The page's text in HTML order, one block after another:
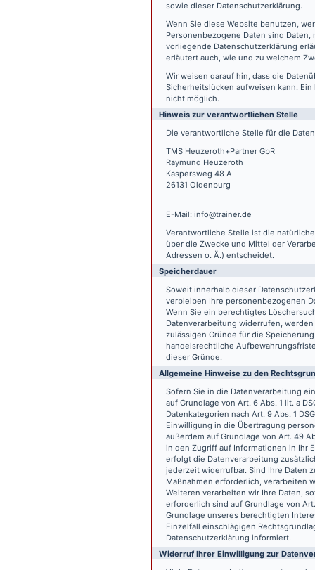
sowie dieser Datenschutzerklärung.
Wenn Sie diese Website benutzen,
Personenbezogene Daten sind
vorliegende Datenschutzerklärung
erläutert auch, wie und zu welchem
Wir weisen darauf hin, dass die
Sicherheitslücken aufweisen kann.
nicht möglich.
Hinweis zur verantwortlichen Stelle
Die verantwortliche Stelle für die
TMS Heuzeroth+Partner GbR
Raymund Heuzeroth
Kaspersweg 48 A
26131 Oldenburg
E-Mail: info@trainer.de
Verantwortliche Stelle ist die
über die Zwecke und Mittel der
Adressen o. Ä.) entscheidet.
Speicherdauer
Soweit innerhalb dieser
verbleiben Ihre personenbezogenen
Wenn Sie ein berechtigtes
Datenverarbeitung widerrufen,
zulässigen Gründe für die
handelsrechtliche
dieser Gründe.
Allgemeine Hinweise zu den
Sofern Sie in die Datenverarbeitung
auf Grundlage von Art. 6 Abs. 1 lit. a
Datenkategorien nach Art. 9 Abs. 1
Einwilligung in die Übertragung
außerdem auf Grundlage von Art. 49
in den Zugriff auf Informationen in Ihr
erfolgt die Datenverarbeitung
jederzeit widerrufbar. Sind Ihre Daten
Maßnahmen erforderlich, verarbeiten
Weiteren verarbeiten wir Ihre Daten,
erforderlich sind auf Grundlage von
Grundlage unseres berechtigten
Einzelfall einschlägigen
Datenschutzerklärung informiert.
Widerruf Ihrer Einwilligung zur